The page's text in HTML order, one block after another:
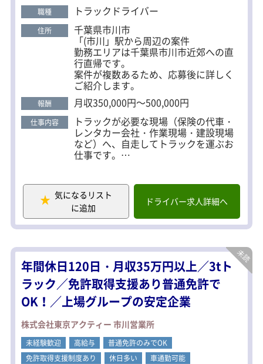
したい」いずれも大歓迎。 ご希望に合わせて無理の
ないペースで働けますので、まずは一度ご応募の
上、ご希望をお聞かせください！
職種 トラックドライバー
住所 千葉県市川市
「(市川」駅から周辺の案件
勤務エリアは千葉県市川市近郊への直
行直帰です。
案件が複数あるため、応募後に詳しく
ご紹介します。
報酬 月収350,000円～500,000円
仕事内容 トラックが必要な現場（保険の代車・
レンタカー会社・作業現場・建設現場
など）へ、自走してトラックを運ぶお
仕事です。
・1日の配送件数：1件～7件、平均3～4
本を自走
・1件あたりの運転距離の目安は20km
程度（約1.5h～2h）
・報酬：走行距離と連動
・牽引：一切なし
・研修：講習1日、実地研修3日
※先輩ドライバーの業務に付き添いし
て仕事を覚えます。
気になるリスト
に追加
ドライバー求人詳細へ
年間休日120日・月収35万円以上／3tト
ラック／免許取得支援あり普通免許で
OK！／上場グループの安定企業
株式会社東京アクティー 市川営業所
未経験歓迎 高給与
普通免許のみでOK
免許取得支援制度あり
休日多い 車通勤可能